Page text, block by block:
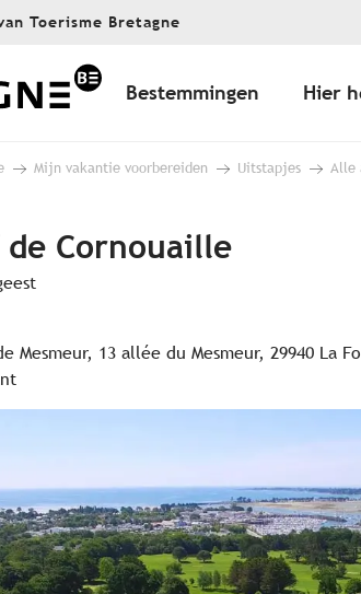
Toerisme Bretagne
Bestemmingen Hier
Mijn vakantie voorbereiden Uitstapjes Alle
de Cornouaille
Mesmeur, 13 allée du Mesmeur, 29940 La